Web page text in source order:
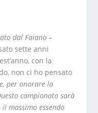
dal Faiano –
sette anni
con la
non ci ho pensato
per onorare la
campionato sarà
massimo essendo